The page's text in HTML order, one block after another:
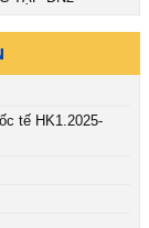
tế HK1.2025-